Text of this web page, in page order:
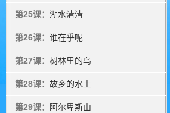
第25课： 湖水清清
第26课： 谁在乎呢
第27课： 树林里的鸟
第28课： 故乡的水土
第29课： 阿尔卑斯山